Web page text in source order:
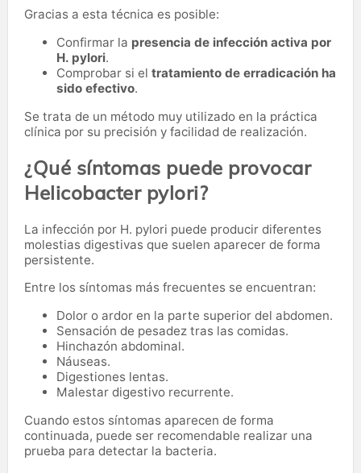
Gracias a esta técnica es posible:
Confirmar la presencia de infección activa por
H. pylori.
Comprobar si el tratamiento de erradicación ha
sido efectivo.
Se trata de un método muy utilizado en la práctica
clínica por su precisión y facilidad de realización.
¿Qué síntomas puede provocar
Helicobacter pylori?
La infección por H. pylori puede producir diferentes
molestias digestivas que suelen aparecer de forma
persistente.
Entre los síntomas más frecuentes se encuentran:
Dolor o ardor en la parte superior del abdomen.
Sensación de pesadez tras las comidas.
Hinchazón abdominal.
Náuseas.
Digestiones lentas.
Malestar digestivo recurrente.
Cuando estos síntomas aparecen de forma
continuada, puede ser recomendable realizar una
prueba para detectar la bacteria.